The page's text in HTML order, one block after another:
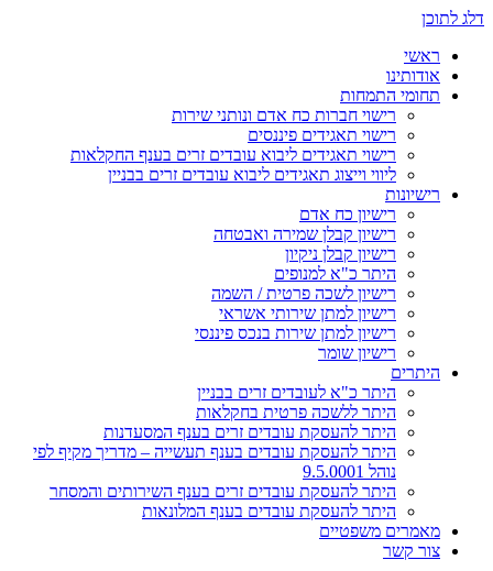
דלג לתוכן
ראשי
אודותינו
תחומי התמחות
רישוי חברות כח אדם ונותני שירות
רישוי תאגידים פיננסים
רישוי תאגידים ליבוא עובדים זרים בענף החקלאות
ליווי וייצוג תאגידים ליבוא עובדים זרים בבניין
רישיונות
רישיון כח אדם
רישיון קבלן שמירה ואבטחה
רישיון קבלן ניקיון
היתר כ"א למנופים
רישיון לשכה פרטית / השמה
רישיון למתן שירותי אשראי
רישיון למתן שירות בנכס פיננסי
רישיון שומר
היתרים
היתר כ"א לעובדים זרים בבניין
היתר ללשכה פרטית בחקלאות
היתר להעסקת עובדים זרים בענף המסעדנות
היתר להעסקת עובדים בענף תעשייה – מדריך מקיף לפי
נוהל 9.5.0001
היתר להעסקת עובדים זרים בענף השירותים והמסחר
היתר להעסקת עובדים בענף המלונאות
מאמרים משפטיים
צור קשר